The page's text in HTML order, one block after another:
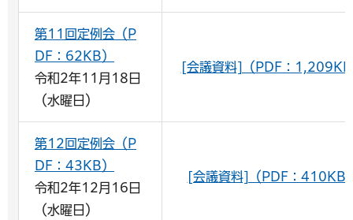
第11回定例会（P
DF：62KB）
令和2年11月18日
（水曜日）
[会議資料]（PDF：
第12回定例会（P
DF：43KB）
令和2年12月16日
（水曜日）
[会議資料]（PDF：410KB